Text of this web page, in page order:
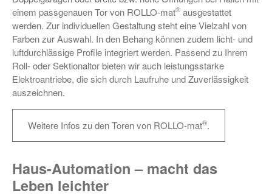
einem passgenauen Tor von ROLLO-mat® ausgestattet
werden. Zur individuellen Gestaltung steht eine Vielzahl von
Farben zur Auswahl. In den Behang können zudem licht- und
luftdurchlässige Profile integriert werden. Passend zu Ihrem
Roll- oder Sektionaltor bieten wir auch leistungsstarke
Elektroantriebe, die sich durch Laufruhe und Zuverlässigkeit
auszeichnen.
Weitere Infos zu den Toren von ROLLO-mat®.
Haus-Automation – macht das
Leben leichter